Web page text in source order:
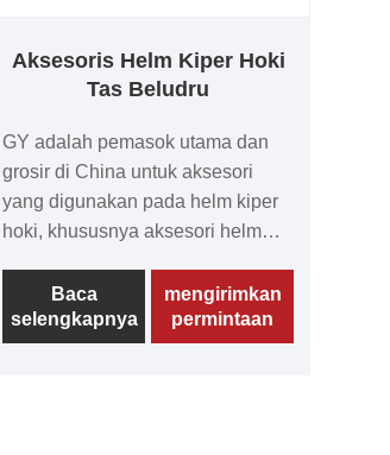
Aksesoris Helm Kiper Hoki
Tas Beludru
GY adalah pemasok utama dan
grosir di China untuk aksesori
yang digunakan pada helm kiper
hoki, khususnya aksesori helm
pengalaman lebih dari 14 tahun,
kami ahli dalam menyediakan
aksesoris terbaik dan berkualitas
Baca
selengkapnya
mengirimkan
permintaan